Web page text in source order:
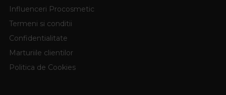
Influenceri Procosmetic
Termeni si conditii
Confidentialitate
Marturiile clientilor
Politica de Cookies